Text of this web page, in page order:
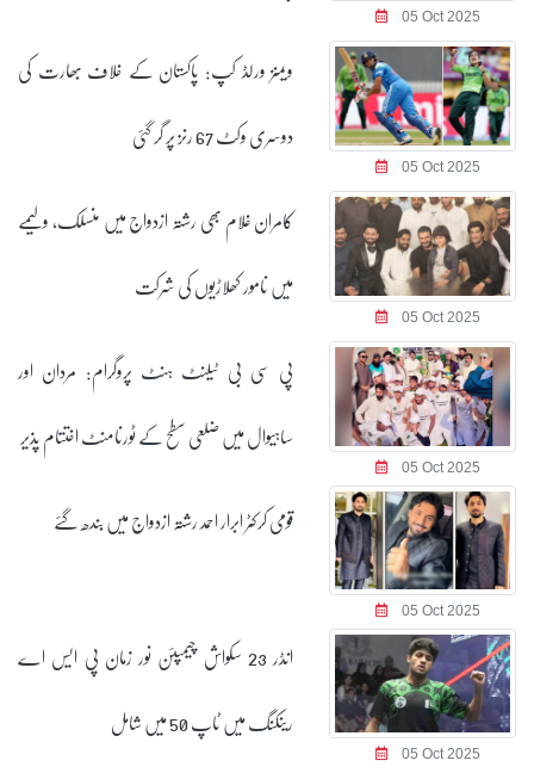
05 Oct 2025
05 Oct 2025
ویمنز ورلڈ کپ: پاکستان کے خلاف بھارت کی
دوسری وکٹ 67 رنز پر گر گئی
05 Oct 2025
کامران غلام بھی رشتہ ازدواج میں منسلک، ولیمے
میں نامور کھلاڑیوں کی شرکت
05 Oct 2025
پی سی بی ٹیلنٹ ہنٹ پروگرام: مردان اور
ساہیوال میں ضلعی سطح کے ٹورنامنٹ اختتام پذیر
05 Oct 2025
قومی کرکٹر ابرار احمد رشتہ ازدواج میں بندھ گئے
05 Oct 2025
انڈر 23 سکواش چیمپئن نور زمان پی ایس اے
رینکنگ میں ٹاپ 50 میں شامل